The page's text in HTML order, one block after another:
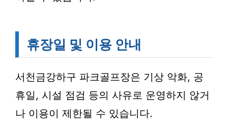
휴장일 및 이용 안내
서천금강하구 파크골프장은 기상 악화, 공
휴일, 시설 점검 등의 사유로 운영하지 않거
나 이용이 제한될 수 있습니다.